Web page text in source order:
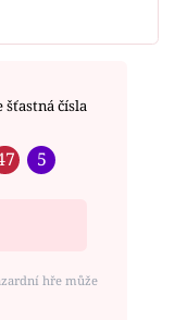
šťastná čísla
5
hře může